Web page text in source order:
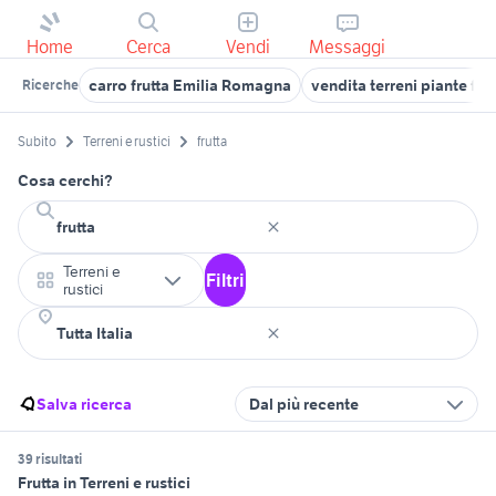
Home Cerca Vendi Messaggi
Ricerche carro frutta Emilia Romagna vendita terreni piante
Subito Terreni e rustici frutta
Cosa cerchi?
Terreni e
rustici
Filtri
Salva ricerca Dal più recente
39 risultati
Frutta in Terreni e rustici